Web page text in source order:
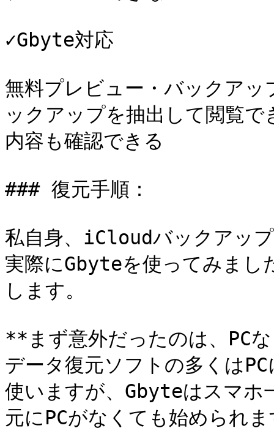
✓Gbyte対応
無料プレビュー・バックア
ックアップを抽出して閲覧
内容も確認できる
### 復元手順：
私自身、iCloudバックアッ
実際にGbyteを使ってみまし
します。
**まず意外だったのは、PC
データ復元ソフトの多くは
使いますが、Gbyteはスマホ
元にPCがなくても始められ